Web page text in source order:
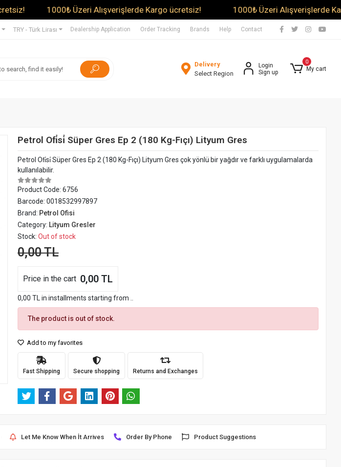
1000₺ Üzeri Alışverişlerde Kargo ücretsiz! 1000₺ Üzeri Alışverişlerde Kargo
TRY - Türk Lirası Dealership Application Order Tracking Brands Help Contact
Delivery
Select Region
Login
Sign up
0
My cart
Petrol Ofi̇si̇ Süper Gres Ep 2 (180 Kg-Fıçı) Lityum Gres
Petrol Ofi̇si̇ Süper Gres Ep 2 (180 Kg-Fıçı) Lityum Gres çok yönlü bir yağdır ve farklı uygulamalarda
kullanılabilir.
Product Code: 6756
Barcode: 0018532997897
Brand: Petrol Ofisi
Category: Lityum Gresler
Stock: Out of stock
0,00 TL
Price in the cart 0,00 TL
0,00 TL in installments starting from ..
The product is out of stock.
Add to my favorites
Fast Shipping Secure shopping Returns and Exchanges
Let Me Know When İt Arrives Order By Phone Product Suggestions